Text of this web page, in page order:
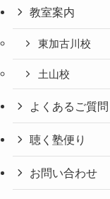
教室案内
東加古川校
土山校
よくあるご質問
聴く塾便り
お問い合わせ